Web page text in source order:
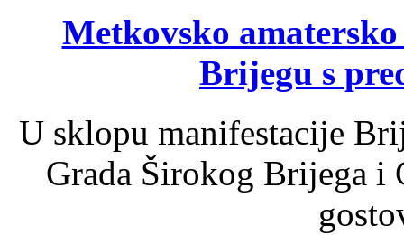
Metkovsko
Brijegu s
U sklopu manifestacije
Grada Širokog Brijega